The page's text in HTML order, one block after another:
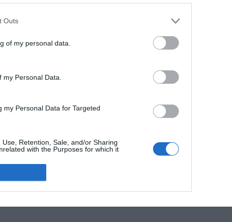
Outs
of my personal data.
Personal Data.
Personal Data for Targeted
Retention, Sale, and/or Sharing
with the Purposes for which it
Respuestas Apensar
100 pics cheats
4 bilder 1 wort lösungen
4 images 1 mot
Games-helper.com
© 2011
Kopijuoti, dauginti bei platinti galima tik gavus Mokslon.lt sutikimą.